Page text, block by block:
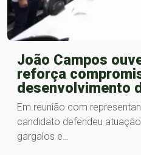
João Campos
reforça
desenvolvimento
Em reunião com
candidato defendeu
gargalos e…